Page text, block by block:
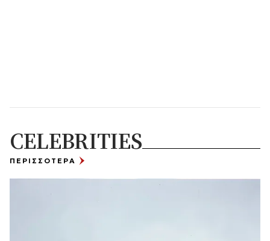
CELEBRITIES
ΠΕΡΙΣΣΟΤΕΡΑ